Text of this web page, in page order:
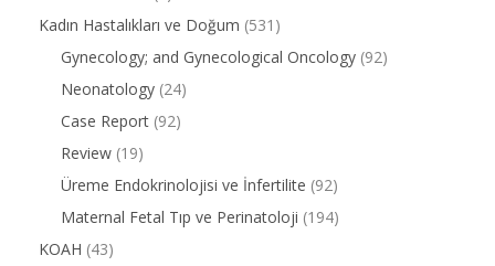
Kadın Hastalıkları ve Doğum (531)
Gynecology; and Gynecological Oncology (92)
Neonatology (24)
Case Report (92)
Review (19)
Üreme Endokrinolojisi ve İnfertilite (92)
Maternal Fetal Tıp ve Perinatoloji (194)
KOAH (43)